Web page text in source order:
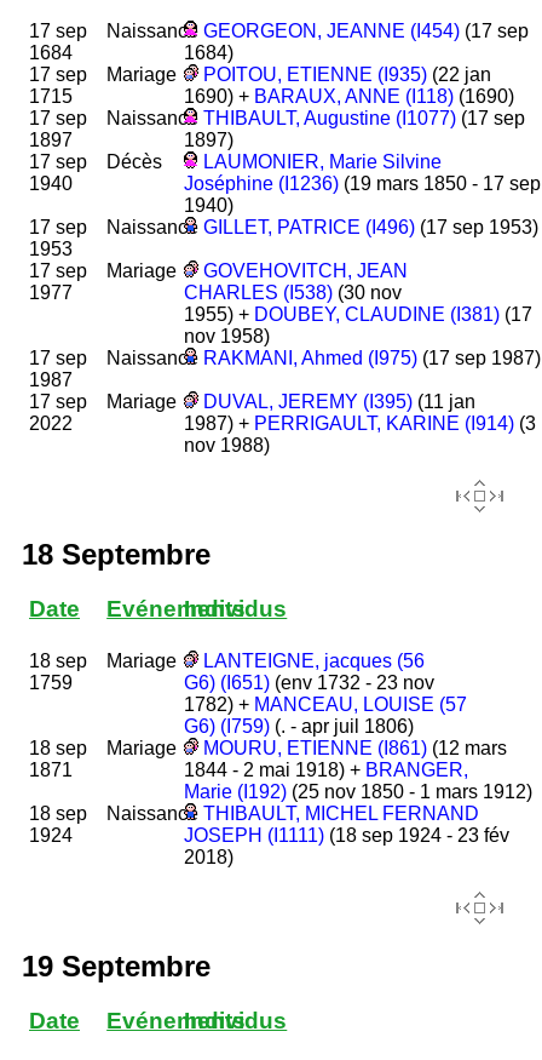
17 sep
1684
Naissance GEORGEON, JEANNE (I454) (17 sep
1684)
17 sep
1715
Mariage POITOU, ETIENNE (I935) (22 jan
1690) + BARAUX, ANNE (I118) (1690)
17 sep
1897
Naissance THIBAULT, Augustine (I1077) (17 sep
1897)
17 sep
1940
Décès
LAUMONIER, Marie Silvine
Joséphine (I1236) (19 mars 1850 - 17 sep
1940)
17 sep
1953
Naissance GILLET, PATRICE (I496) (17 sep 1953)
17 sep
1977
Mariage
GOVEHOVITCH, JEAN
CHARLES (I538) (30 nov
1955) + DOUBEY, CLAUDINE (I381) (17
nov 1958)
17 sep
1987
Naissance RAKMANI, Ahmed (I975) (17 sep 1987)
17 sep
2022
Mariage DUVAL, JEREMY (I395) (11 jan
1987) + PERRIGAULT, KARINE (I914) (3
nov 1988)
18 Septembre
Date Evénements
Individus
18 sep
1759
Mariage
LANTEIGNE, jacques (56
G6) (I651) (env 1732 - 23 nov
1782) + MANCEAU, LOUISE (57
G6) (I759) (. - apr juil 1806)
18 sep
1871
Mariage MOURU, ETIENNE (I861) (12 mars
1844 - 2 mai 1918) + BRANGER,
Marie (I192) (25 nov 1850 - 1 mars 1912)
18 sep
1924
Naissance THIBAULT, MICHEL FERNAND
JOSEPH (I1111) (18 sep 1924 - 23 fév
2018)
19 Septembre
Date Evénements
Individus